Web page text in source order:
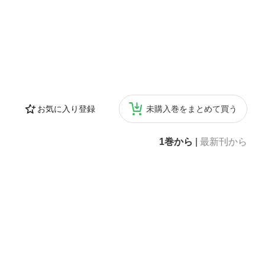
お気に入り登録 未購入巻をまとめて買う
1巻から 最新刊から